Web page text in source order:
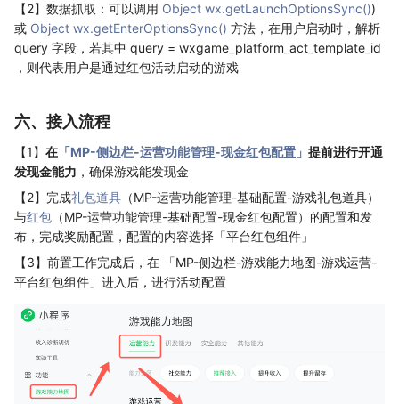
【2】数据抓取：可以调用 Object wx.getLaunchOptionsSync())
或 Object wx.getEnterOptionsSync() 方法，在用户启动时，解析
query 字段，若其中 query = wxgame_platform_act_template_id
，则代表用户是通过红包活动启动的游戏
六、接入流程
【1】 在 「MP-侧边栏-运营功能管理-现金红包配置」 提前进行开通
发现金能力 ，确保游戏能发现金
【2】完成礼包道具 （MP-运营功能管理-基础配置-游戏礼包道具）
与红包 （MP-运营功能管理-基础配置-现金红包配置）的配置和发
布，完成奖励配置，配置的内容选择「平台红包组件」
【3】前置工作完成后，在 「MP-侧边栏-游戏能力地图-游戏运营-
平台红包组件」进入后，进行活动配置